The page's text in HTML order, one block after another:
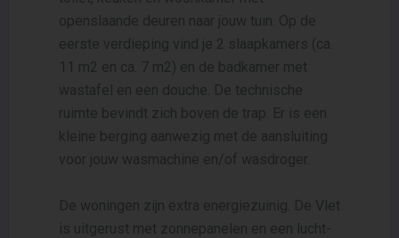
openslaande deuren naar jouw tuin. Op de
eerste verdieping vind je 2 slaapkamers (ca.
11 m2 en ca. 7 m2) en de badkamer met
wastafel en een douche. De technische
ruimte bevindt zich boven de trap. Er is een
kleine berging aanwezig met de aansluiting
voor jouw wasmachine en/of wasdroger.
De woningen zijn extra energiezuinig. De Vlet
is uitgerust met zonnepanelen en een lucht-